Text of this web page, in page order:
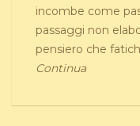
incombe come
passaggi non
pensiero che
Continua